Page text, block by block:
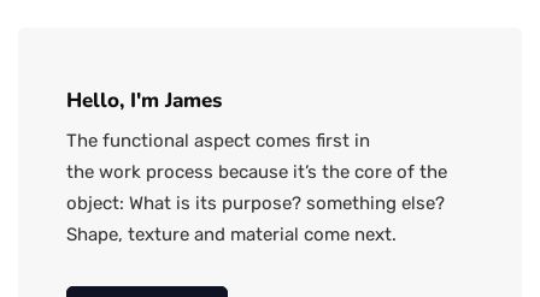
Hello, I'm James
The functional aspect comes first in
the work process because it’s the core of the
object: What is its purpose? something else?
Shape, texture and material come next.